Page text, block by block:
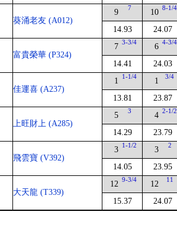
葵涌老友 (A012)
9 7
14.93
10 8-1/4
24.07
富貴榮華 (P324)
7 3-3/4
14.41
6 4-3/4
24.03
佳運喜 (A237)
1 1-1/4
13.81
1 3/4
23.87
上旺財上 (A285)
5 3
14.29
4 2-1/2
23.79
飛雲寶 (V392)
3 1-1/2
14.05
3 2
23.95
大天龍 (T339)
12 9-3/4
15.37
12 11
24.07